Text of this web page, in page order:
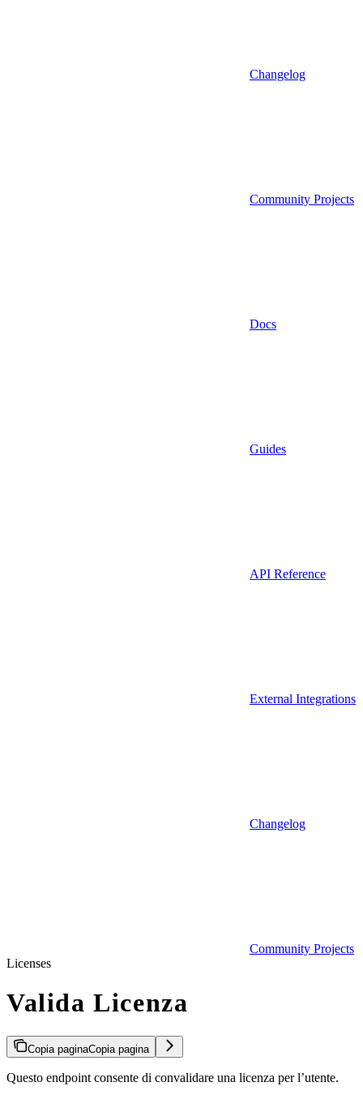
Changelog
Community Projects
Docs
Guides
API Reference
External Integrations
Changelog
Community Projects
Licenses
Valida Licenza
Copia paginaCopia pagina
Questo endpoint consente di convalidare una licenza per l’utente.